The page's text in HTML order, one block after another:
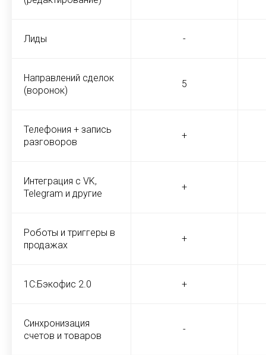
Лиды -
Направлений сделок
(воронок)
5
Телефония + запись
разговоров
+
Интеграция с VK,
Telegram и другие
+
Роботы и триггеры в
продажах
+
1С:Бэкофис 2.0 +
Синхронизация
счетов и товаров
-